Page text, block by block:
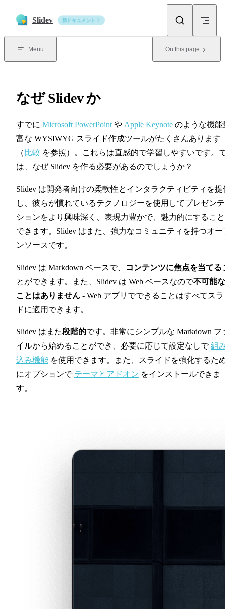
Slidev 新ドキュメント！
Menu On this page
なぜ Slidev か
すでに Microsoft PowerPoint や Apple Keynote のような機能
富な WYSIWYG スライド作成ツールがたくさんあります
（ 比較 を参照）。これらは直感的で学習しやすいです。
は、なぜ Slidev を作る必要があるのでしょうか？
Slidev は開発者向けの柔軟性とインタラクティビティを提
し、彼らが慣れているテクノロジーを使用してプレゼン
ションをより興味深く、表現力豊かで、魅力的にするこ
できます。Slidev はまた、強力なコミュニティを持つオー
ンソースです。
Slidev は Markdown ベースで、 コンテンツに焦点を当てる
とができます。また、Slidev は Web ベースなので不可能な
ことはありません - Web アプリでできることはすべてス
ドに適用できます。
Slidev はまた段階的です。非常にシンプルな Markdown フ
イルから始めることができ、必要に応じて設定なしで組
込み機能 を使用できます。また、スライドを強化するた
にオプションで テーマとアドオン をインストールできま
す。